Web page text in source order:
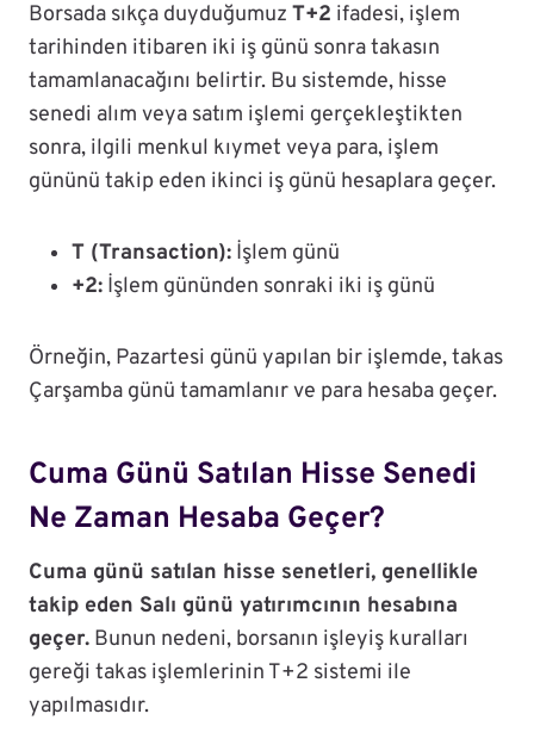
Borsada sıkça duyduğumuz T+2 ifadesi, işlem
tarihinden itibaren iki iş günü sonra takasın
tamamlanacağını belirtir. Bu sistemde, hisse
senedi alım veya satım işlemi gerçekleştikten
sonra, ilgili menkul kıymet veya para, işlem
gününü takip eden ikinci iş günü hesaplara geçer.
T (Transaction): İşlem günü
+2: İşlem gününden sonraki iki iş günü
Örneğin, Pazartesi günü yapılan bir işlemde, takas
Çarşamba günü tamamlanır ve para hesaba geçer.
Cuma Günü Satılan Hisse Senedi
Ne Zaman Hesaba Geçer?
Cuma günü satılan hisse senetleri, genellikle
takip eden Salı günü yatırımcının hesabına
geçer. Bunun nedeni, borsanın işleyiş kuralları
gereği takas işlemlerinin T+2 sistemi ile
yapılmasıdır.